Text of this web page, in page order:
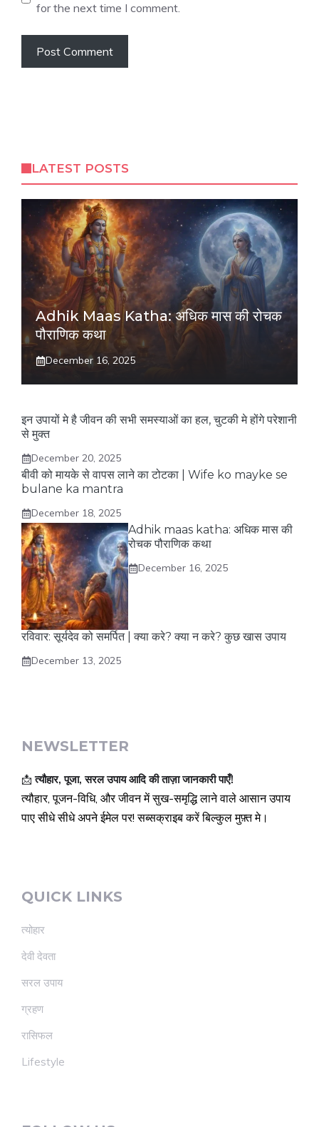
for the next time I comment.
LATEST POSTS
Adhik Maas Katha: अधिक मास की रोचक
पौराणिक कथा
December 16, 2025
इन उपायों मे है जीवन की सभी समस्याओं का हल, चुटकी मे होंगे परेशानी
से मुक्त
December 20, 2025
बीवी को मायके से वापस लाने का टोटका | Wife ko mayke se
bulane ka mantra
December 18, 2025
Adhik maas katha: अधिक मास की
रोचक पौराणिक कथा
December 16, 2025
रविवार: सूर्यदेव को समर्पित | क्या करे? क्या न करे? कुछ खास उपाय
December 13, 2025
NEWSLETTER
📩त्यौहार, पूजा, सरल उपाय आदि की ताज़ा जानकारी पाएँ!
त्यौहार, पूजन-विधि, और जीवन में सुख-समृद्धि लाने वाले आसान उपाय
पाए सीधे सीधे अपने ईमेल पर! सब्सक्राइब करें बिल्कुल मुफ़्त मे।
QUICK LINKS
त्योहार
देवी देवता
सरल उपाय
ग्रहण
रासिफल
Lifestyle